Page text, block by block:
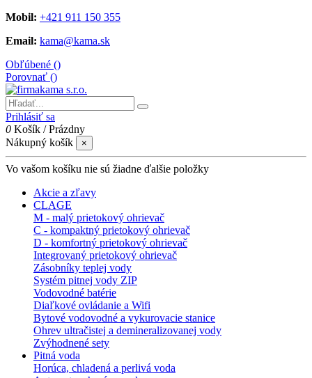
Mobil: +421 911 150 355
Email: kama@kama.sk
Obľúbené ()
Porovnať ()
Prihlásiť sa
0 Košík /Prázdny
Nákupný košík
×
Vo vašom košíku nie sú žiadne ďalšie položky
Akcie a zľavy
CLAGE
M - malý prietokový ohrievač
C - kompaktný prietokový ohrievač
D - komfortný prietokový ohrievač
Integrovaný prietokový ohrievač
Zásobníky teplej vody
Systém pitnej vody ZIP
Vodovodné batérie
Diaľkové ovládanie a Wifi
Bytové vodovodné a vykurovacie stanice
Ohrev ultračistej a demineralizovanej vody
Zvýhodnené sety
Pitná voda
Horúca, chladená a perlivá voda